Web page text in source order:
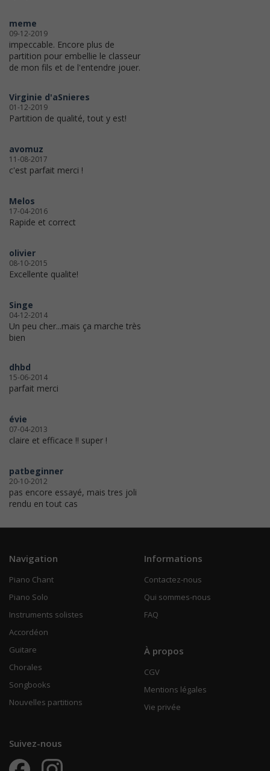
meme
09-12-2019
impeccable. Encore plus de
partition pour embellie le classeur
de mon fils et de l'entendre jouer.
Virginie d'aSnieres
01-12-2019
Partition de qualité, tout y est!
avomuz
11-08-2017
c'est parfait merci !
Melos
17-04-2016
Rapide et correct
olivier
08-10-2015
Excellente qualite!
Singe
04-12-2014
Un peu cher...mais ça marche très
bien
dhbd
15-06-2014
parfait merci
évie
07-04-2013
claire et efficace !! super !
patbeginner
20-10-2012
pas encore essayé, mais tres joli
rendu en tout cas
Navigation
Piano Chant
Piano Solo
Instruments solistes
Accordéon
Guitare
Chorales
Songbooks
Nouvelles partitions
Informations
Contactez-nous
Qui sommes-nous
FAQ
À propos
CGV
Mentions légales
Vie privée
Suivez-nous